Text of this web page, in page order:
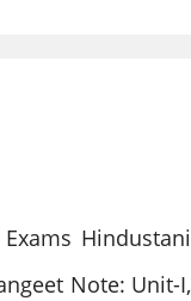
Hindustani
Note: Unit-I,